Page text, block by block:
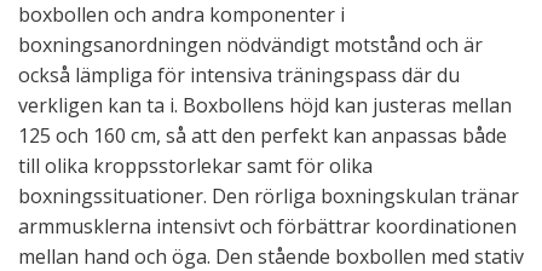
boxbollen och andra komponenter i
boxningsanordningen nödvändigt motstånd och är
också lämpliga för intensiva träningspass där du
verkligen kan ta i. Boxbollens höjd kan justeras mellan
125 och 160 cm, så att den perfekt kan anpassas både
till olika kroppsstorlekar samt för olika
boxningssituationer. Den rörliga boxningskulan tränar
armmusklerna intensivt och förbättrar koordinationen
mellan hand och öga. Den stående boxbollen med stativ